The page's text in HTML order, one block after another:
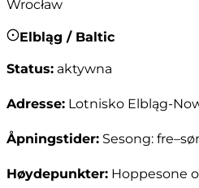
Wrocław
Elbląg / Baltic
Status: aktywna
Adresse: Lotnisko Elbląg-
Åpningstider: Sesong:
Høydepunkter: Hoppesone